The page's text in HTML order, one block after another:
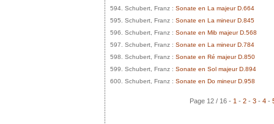
594. Schubert, Franz : Sonate en La majeur D.664
595. Schubert, Franz : Sonate en La mineur D.845
596. Schubert, Franz : Sonate en Mib majeur D.568
597. Schubert, Franz : Sonate en La mineur D.784
598. Schubert, Franz : Sonate en Ré majeur D.850
599. Schubert, Franz : Sonate en Sol majeur D.894
600. Schubert, Franz : Sonate en Do mineur D.958
Page 12 / 16 - 1 - 2 - 3 - 4 -